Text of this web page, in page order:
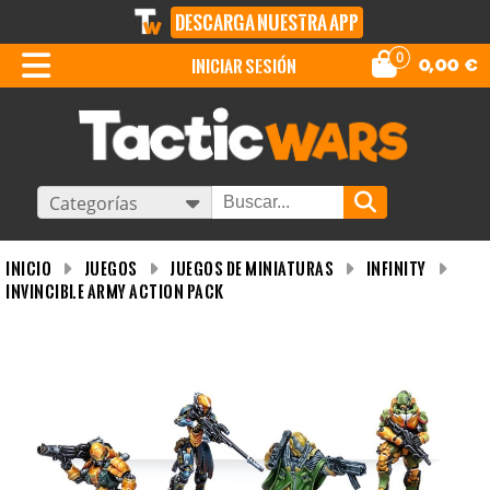
DESCARGA NUESTRA APP
0 0,00 €
iniciar sesión
Categorías
INICIO Juegos Juegos de miniaturas
Infinity
Invincible Army Action Pack